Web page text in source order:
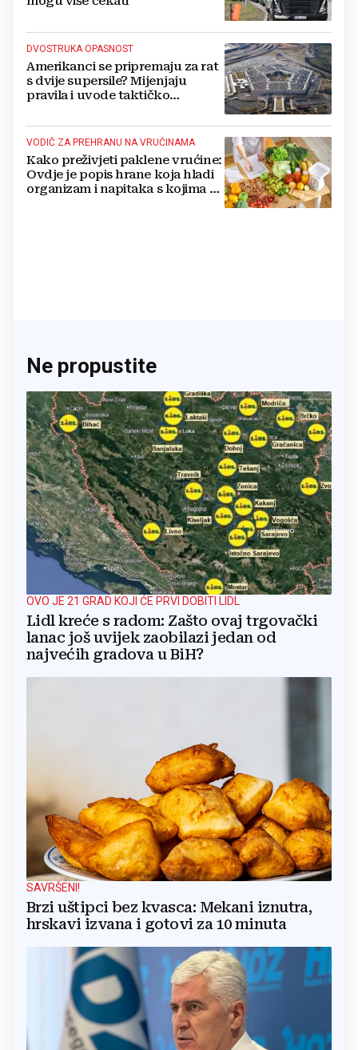
DVOSTRUKA OPASNOST
Amerikanci se pripremaju za rat
s dvije supersile? Mijenjaju
pravila i uvode taktičko
VODIČ ZA PREHRANU NA VRUĆINAMA
Kako preživjeti paklene vrućine:
Ovdje je popis hrane koja hladi
organizam i napitaka s kojima si
Ne propustite
OVO JE 21 GRAD KOJI ĆE PRVI DOBITI LIDL
Lidl kreće s radom: Zašto ovaj trgovački
lanac još uvijek zaobilazi jedan od
najvećih gradova u BiH?
SAVRŠENI!
Brzi uštipci bez kvasca: Mekani iznutra,
hrskavi izvana i gotovi za 10 minuta